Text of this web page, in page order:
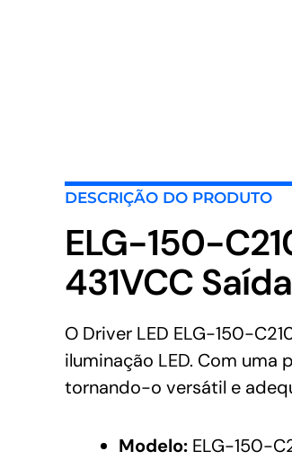
DESCRIÇÃO DO PRODUTO
ELG-150-
431VCC
O Driver LED ELG-150-
iluminação LED. Com uma
tornando-o versátil e
Modelo: ELG-150-